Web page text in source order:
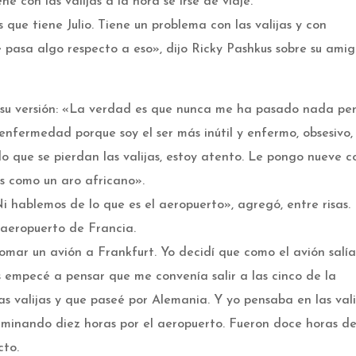
que tiene Julio. Tiene un problema con las valijas y con
algo respecto a eso», dijo Ricky Pashkus sobre su
versión: «La verdad es que nunca me ha pasado nada
porque soy el ser más inútil y enfermo, obsesivo,
que se pierdan las valijas, estoy atento. Le pongo nueve
como un aro africano».
hablemos de lo que es el aeropuerto», agregó, entre risas.
de Francia.
un avión a Frankfurt. Yo decidí que como el avión
a pensar que me convenía salir a las cinco de la
valijas y que paseé por Alemania. Y yo pensaba en las
diez horas por el aeropuerto. Fueron doce horas